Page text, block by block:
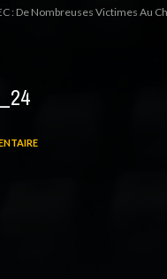
: De Nombreuses Victimes Au